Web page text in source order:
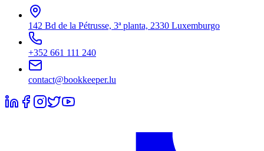
142 Bd de la Pétrusse, 3ª planta, 2330 Luxemburgo
+352 661 111 240
contact@bookkeeper.lu